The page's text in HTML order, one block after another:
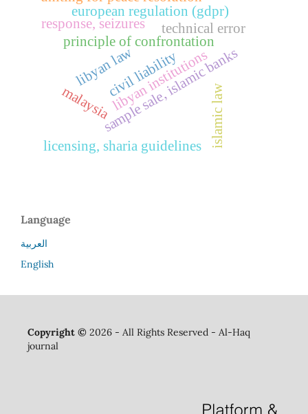
sample sale, islamic banks
malaysia
licensing, sharia guidelines
libyan institutions
islamic law
principle of confrontation
civil liability
response, seizures
libyan law
european regulation (gdpr)
technical error
Language
العربية
English
Copyright ©2026 - All Rights Reserved - Al-Haq
journal